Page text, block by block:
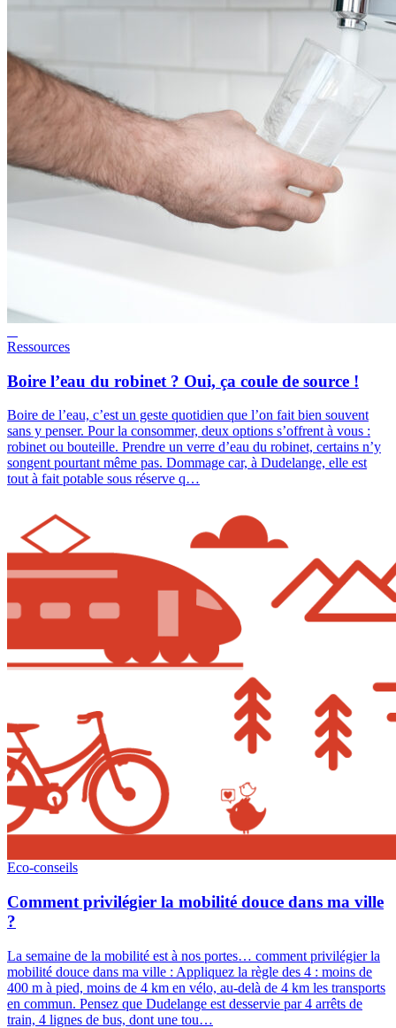
Ressources
Boire l’eau du robinet ? Oui, ça coule de source !
Boire de l’eau, c’est un geste quotidien que l’on fait bien souvent
sans y penser. Pour la consommer, deux options s’offrent à vous :
robinet ou bouteille. Prendre un verre d’eau du robinet, certains n’y
songent pourtant même pas. Dommage car, à Dudelange, elle est
tout à fait potable sous réserve q…
Eco-conseils
Comment privilégier la mobilité douce dans ma ville
?
La semaine de la mobilité est à nos portes… comment privilégier la
mobilité douce dans ma ville : Appliquez la règle des 4 : moins de
400 m à pied, moins de 4 km en vélo, au-delà de 4 km les transports
en commun. Pensez que Dudelange est desservie par 4 arrêts de
train, 4 lignes de bus, dont une tou…